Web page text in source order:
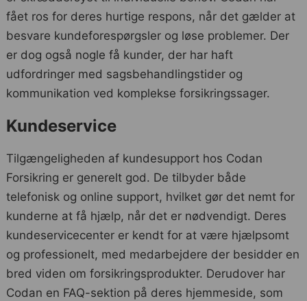
fået ros for deres hurtige respons, når det gælder at
besvare kundeforespørgsler og løse problemer. Der
er dog også nogle få kunder, der har haft
udfordringer med sagsbehandlingstider og
kommunikation ved komplekse forsikringssager.
Kundeservice
Tilgængeligheden af kundesupport hos Codan
Forsikring er generelt god. De tilbyder både
telefonisk og online support, hvilket gør det nemt for
kunderne at få hjælp, når det er nødvendigt. Deres
kundeservicecenter er kendt for at være hjælpsomt
og professionelt, med medarbejdere der besidder en
bred viden om forsikringsprodukter. Derudover har
Codan en FAQ-sektion på deres hjemmeside, som